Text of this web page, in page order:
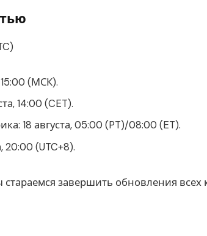
15:00 (МСК).
14:00 (CET).
18 августа, 05:00 (PT)/08:00 (ET).
20:00 (UTC+8).
завершить обновления всех